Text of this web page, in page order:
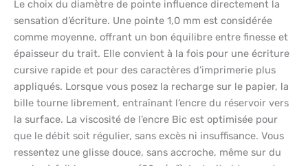
Le choix du diamètre de pointe influence directement la
sensation d’écriture. Une pointe 1,0 mm est considérée
comme moyenne, offrant un bon équilibre entre finesse et
épaisseur du trait. Elle convient à la fois pour une écriture
cursive rapide et pour des caractères d’imprimerie plus
appliqués. Lorsque vous posez la recharge sur le papier, la
bille tourne librement, entraînant l’encre du réservoir vers
la surface. La viscosité de l’encre Bic est optimisée pour
que le débit soit régulier, sans excès ni insuffisance. Vous
ressentez une glisse douce, sans accroche, même sur du